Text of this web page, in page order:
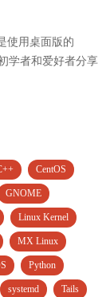
使用桌面版的
学者和爱好者分享
CentOS
GNOME
Linux Kernel
MX Linux
Python
systemd Tails